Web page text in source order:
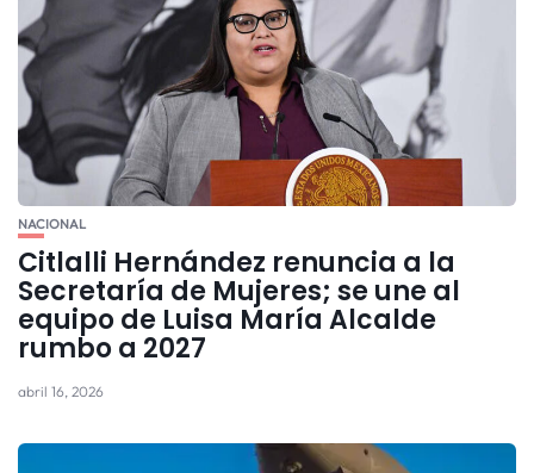
NACIONAL
Citlalli Hernández renuncia a la
Secretaría de Mujeres; se une al
equipo de Luisa María Alcalde
rumbo a 2027
abril 16, 2026